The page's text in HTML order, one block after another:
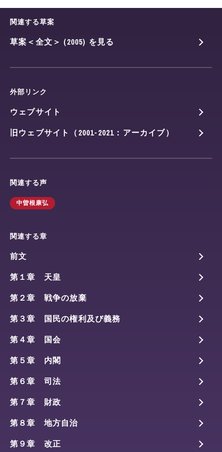
関連する草案
草案＜全文＞ (2005) を見る
外部リンク
ウェブサイト
旧ウェブサイト（2001-2021：アーカイブ）
関連する声
中曽根康弘
関連する章
前文
第１章 天皇
第２章 戦争の放棄
第３章 国民の権利及び義務
第４章 国会
第５章 内閣
第６章 司法
第７章 財政
第８章 地方自治
第９章 改正